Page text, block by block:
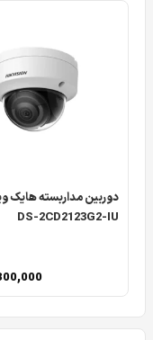
قابیلت هوشمند در
HFW2449S-S-IL
دوربین مداربسته هایک
DS-2CD2123G2-IU